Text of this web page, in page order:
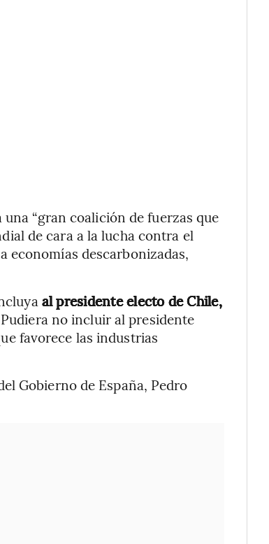
“gran coalición de fuerzas que
de cara a la lucha contra el
economías descarbonizadas,
al presidente electo de Chile,
Pudiera no incluir al presidente
favorece las industrias
Gobierno de España, Pedro